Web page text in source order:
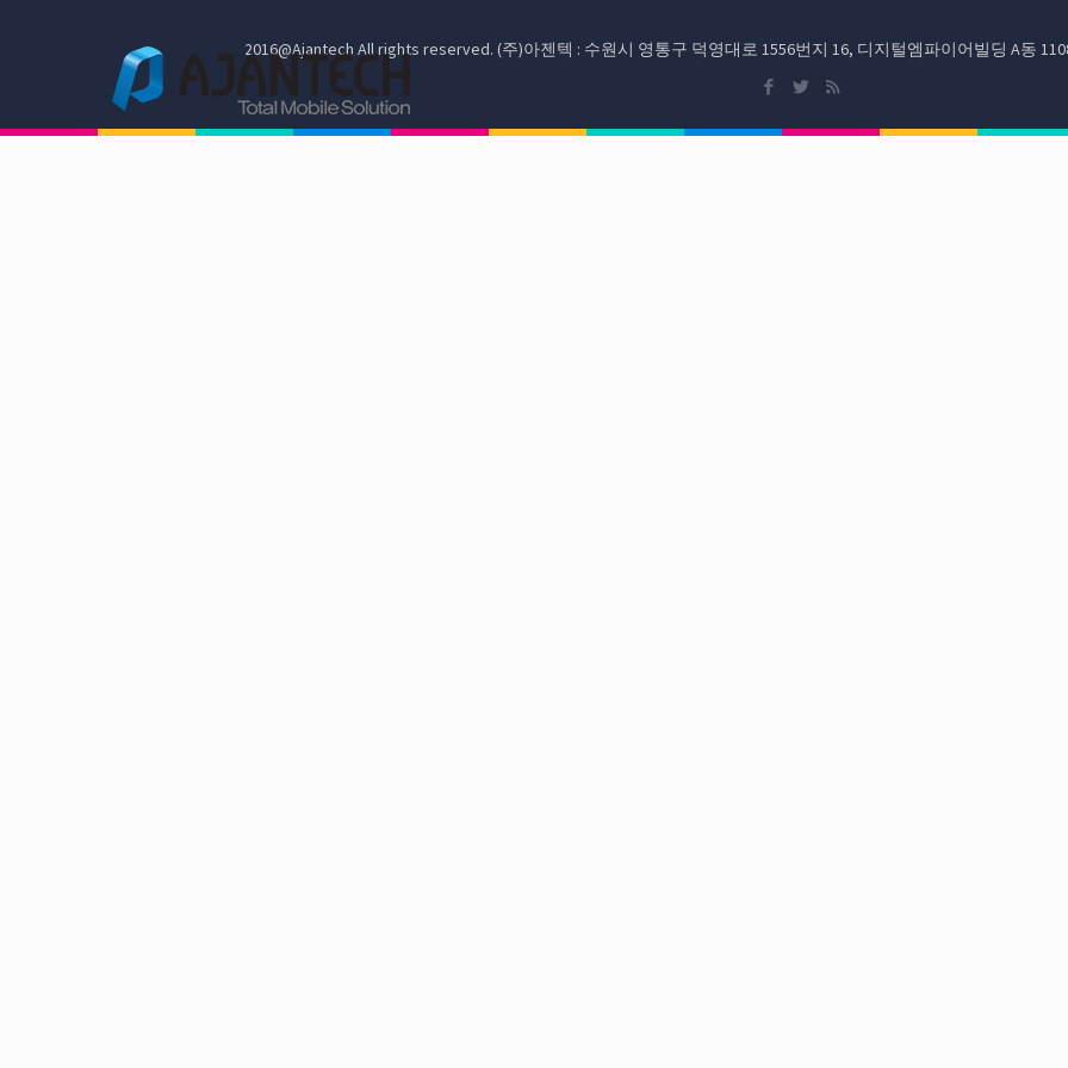
2016@Ajantech All rights reserved. (주)아젠텍 : 수원시 영통구 덕영대로 1556번지 16, 디지털엠파이어빌딩 A동 1108